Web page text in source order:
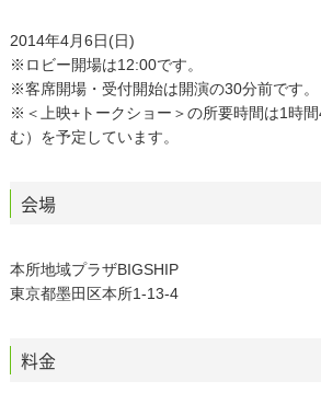
2014年4月6日(日)
※ロビー開場は12:00です。
※客席開場・受付開始は開演の30分前です。
※＜上映+トークショー＞の所要時間は1時
む）を予定しています。
会場
本所地域プラザBIGSHIP
東京都墨田区本所1-13-4
料金